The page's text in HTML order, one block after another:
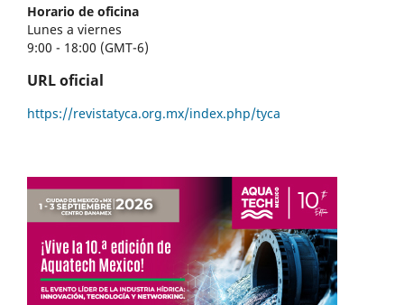
Horario de oficina
Lunes a viernes
9:00 - 18:00 (GMT-6)
URL oficial
https://revistatyca.org.mx/index.php/tyca